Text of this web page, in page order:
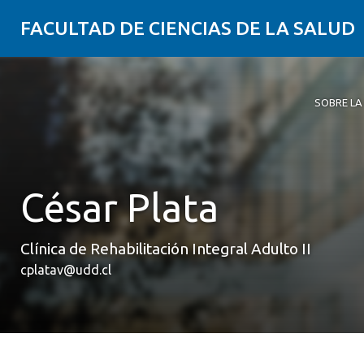
FACULTAD DE CIENCIAS DE LA SALUD
SOBRE
con los
Clínica
César Plata
Clínica de Rehabilitación Integral Adulto II
cplatav@udd.cl